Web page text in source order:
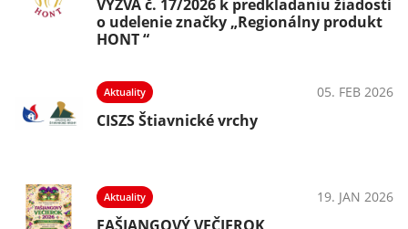
VÝZVA č. 17/2026 k predkladaniu žiadostí
o udelenie značky „Regionálny produkt
HONT “
Aktuality 05. FEB 2026
CISZS Štiavnické vrchy
Aktuality 19. JAN 2026